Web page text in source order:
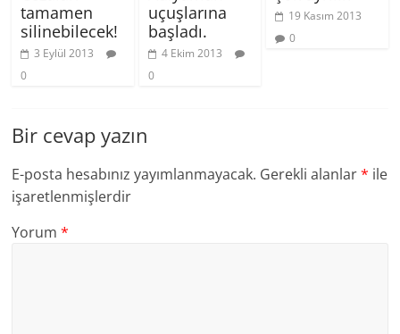
tamamen
silinebilecek!
3 Eylül 2013
0
uçuşlarına
başladı.
4 Ekim 2013
0
19 Kasım 2013
0
Bir cevap yazın
E-posta hesabınız yayımlanmayacak. Gerekli alanlar* ile
işaretlenmişlerdir
Yorum*